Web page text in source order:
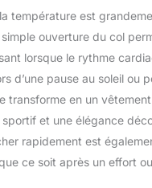
température est
ouverture du col
lorsque le rythme
d’une pause au soleil ou
transforme en un
et une élégance
rapidement est
ce soit après un effort